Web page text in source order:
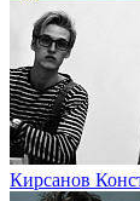
Кирсанов